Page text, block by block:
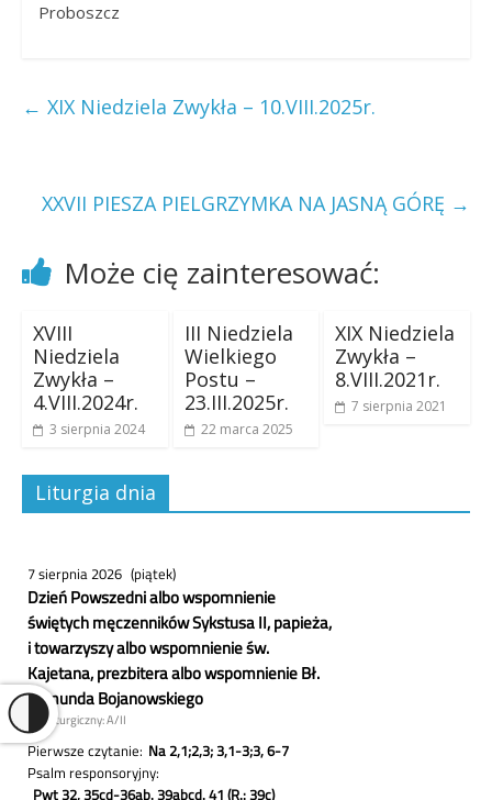
Proboszcz
← XIX Niedziela Zwykła – 10.VIII.2025r.
XXVII PIESZA PIELGRZYMKA NA JASNĄ GÓRĘ →
Może cię zainteresować:
XVIII
Niedziela
Zwykła –
4.VIII.2024r.
3 sierpnia 2024
III Niedziela
Wielkiego
Postu –
23.III.2025r.
22 marca 2025
XIX Niedziela
Zwykła –
8.VIII.2021r.
7 sierpnia 2021
Liturgia dnia